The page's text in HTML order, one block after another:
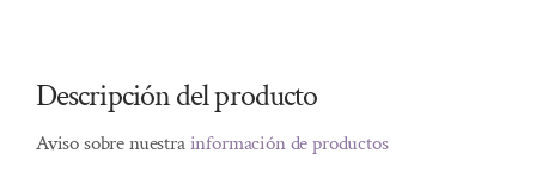
Descripción del producto
Aviso sobre nuestrainformación de productos